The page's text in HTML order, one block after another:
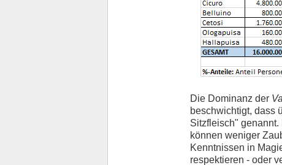
Die Dominanz der
beschwichtigt, dass
Sitzfleisch"
können weniger
Kenntnissen in
respektieren - oder